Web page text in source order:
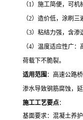
（1）施工简便，可机
（2）造价低，涂刷三
（3）粘结力强，含
（4）温度适应性广
荷载下不脆裂。
适用范围 ：高速公路
渗水导致钢筋腐蚀，延
施工工艺要点：
基面要求：混凝土养